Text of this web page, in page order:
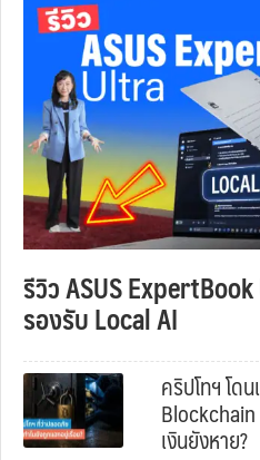
รีวิว ASUS
รองรับ Local AI
คริปโทฯ โด
เงินยังหาย?